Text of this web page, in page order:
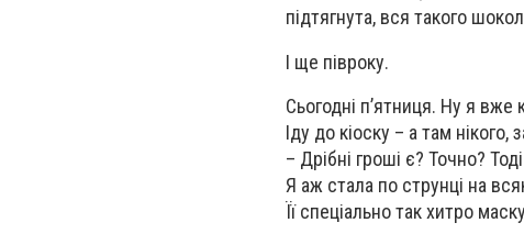
підтягнута, вся такого
І ще півроку.
Сьогодні п’ятниця. Ну я вже
Іду до кіоску – а там
– Дрібні гроші є? Точно?
Я аж стала по струнці на
Її спеціально так хитро